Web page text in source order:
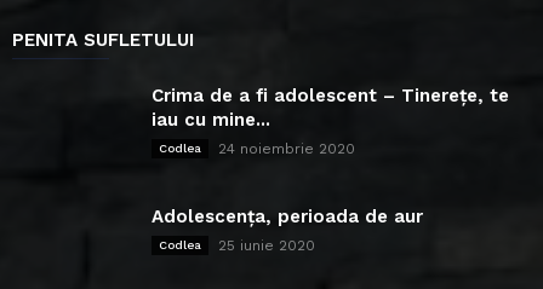
PENITA SUFLETULUI
Crima de a fi adolescent – Tinerețe, te
iau cu mine...
Codlea 24 noiembrie 2020
Adolescența, perioada de aur
Codlea 25 iunie 2020